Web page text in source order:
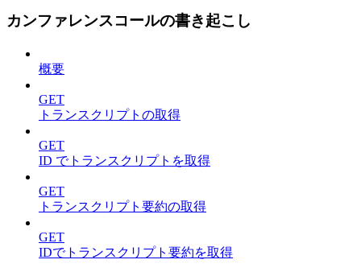
カンファレンスコールの書き起こし
概要
GET
トランスクリプトの取得
GET
ID でトランスクリプトを取得
GET
トランスクリプト要約の取得
GET
IDでトランスクリプト要約を取得